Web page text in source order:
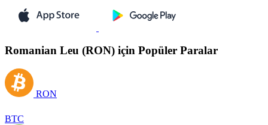
Romanian Leu (RON) için Popüler Paralar
RON
BTC